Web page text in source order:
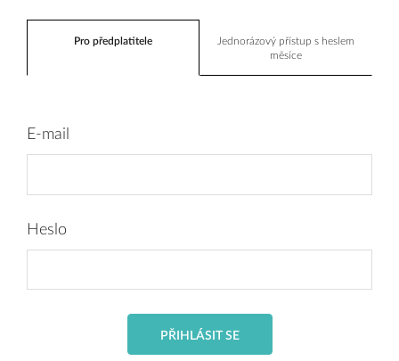
Pro předplatitele
Jednorázový přístup s heslem
měsíce
E-mail
Heslo
PŘIHLÁSIT SE